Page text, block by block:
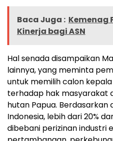
Baca Juga : Kemenag
Kinerja bagi ASN
Hal senada disampaikan
lainnya, yang meminta
untuk memilih calon
terhadap hak masyarakat
hutan Papua.
Indonesia, lebih dari 20%
dibebani perizinan industri